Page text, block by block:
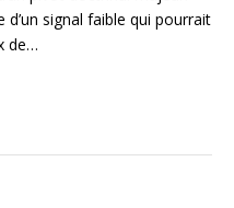
d’un signal faible qui pourrait
de…